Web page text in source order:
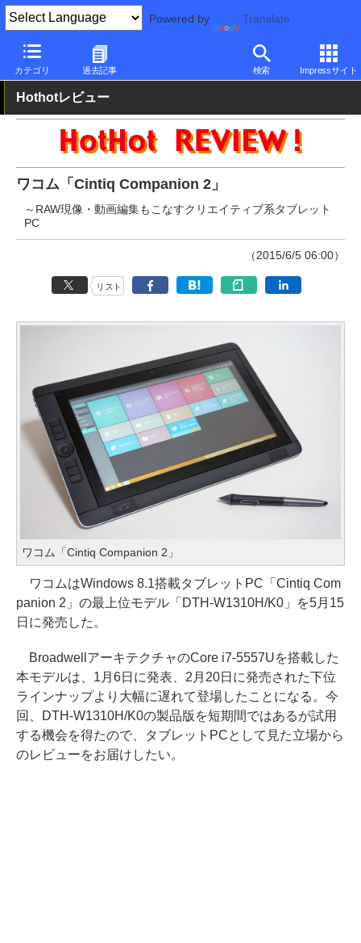
Powered by Translate
カテゴリ 過去記事 検索 Impressサイト
PC Watch パソコン/タブレット/スマートフォン タブレット
Hothotレビュー
ワコム「Cintiq Companion 2」
～RAW現像・動画編集もこなすクリエイティブ系タブレット
PC
（2015/6/5 06:00）
リスト
ワコム「Cintiq Companion 2」
ワコムはWindows 8.1搭載タブレットPC「Cintiq Com
panion 2」の最上位モデル「DTH-W1310H/K0」を5月15
日に発売した。
BroadwellアーキテクチャのCore i7-5557Uを搭載した
本モデルは、1月6日に発表、2月20日に発売された下位
ラインナップより大幅に遅れて登場したことになる。今
回、DTH-W1310H/K0の製品版を短期間ではあるが試用
する機会を得たので、タブレットPCとして見た立場から
のレビューをお届けしたい。